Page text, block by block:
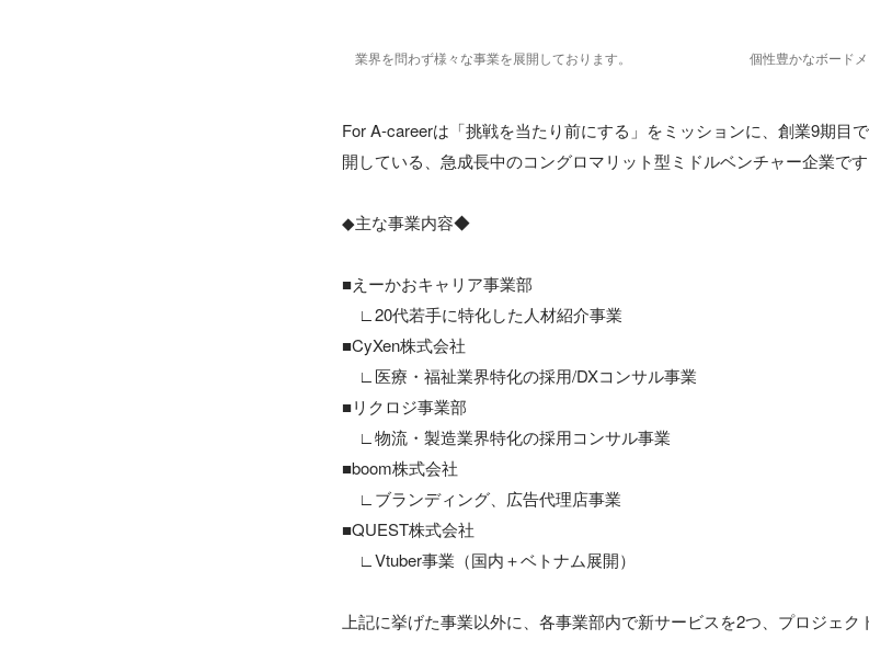
業界を問わず様々な事業を展開しております。 個性豊かなボード
For A-careerは「挑戦を当たり前にする」をミッションに、創業9期目
開している、急成長中のコングロマリット型ミドルベンチャー企業です
◆主な事業内容◆
■えーかおキャリア事業部
∟20代若手に特化した人材紹介事業
■CyXen株式会社
∟医療・福祉業界特化の採用/DXコンサル事業
■リクロジ事業部
∟物流・製造業界特化の採用コンサル事業
■boom株式会社
∟ブランディング、広告代理店事業
■QUEST株式会社
∟Vtuber事業（国内＋ベトナム展開）
上記に挙げた事業以外に、各事業部内で新サービスを2つ、プロジェク